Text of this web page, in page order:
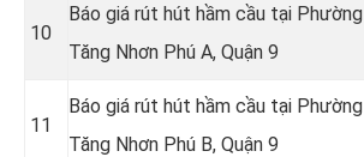
10
Báo giá rút hút hầm cầu tại Phường
Tăng Nhơn Phú A, Quận 9
11
Báo giá rút hút hầm cầu tại Phường
Tăng Nhơn Phú B, Quận 9